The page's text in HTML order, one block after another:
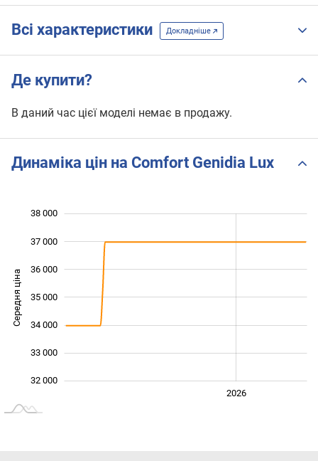
Всі характеристики Докладніше
Де купити?
В даний час цієї моделі немає в продажу.
Динаміка цін на Comfort Genidia Lux
Середня ціна 32 000
32 000
33 000
34 000
35 000
36 000
37 000
38 000
2026